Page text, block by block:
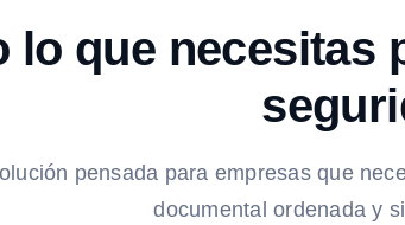
lo que necesitas
pensada para empresas que
documental ordenada y